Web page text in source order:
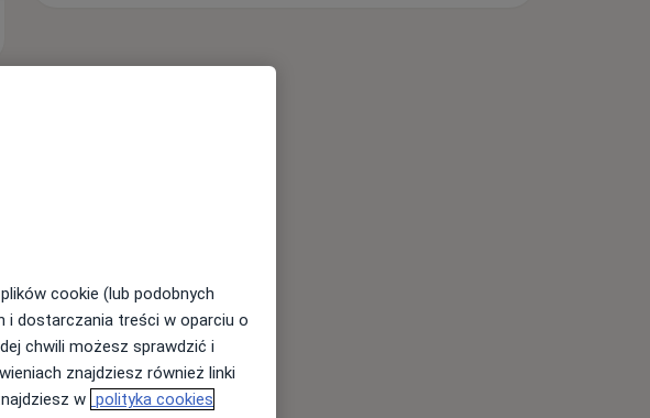
cookie (lub podobnych
i dostarczania treści w oparciu o
chwili możesz sprawdzić i
znajdziesz również linki
w polityka cookies